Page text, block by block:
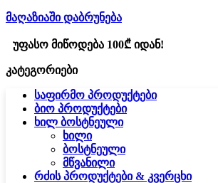
მაღაზიაში დაბრუნება
უფასო მიწოდება 100₾ იდან!
კატეგორიები
საფირმო პროდუქტები
ბიო პროდუქტები
ხილ ბოსტნეული
ხილი
ბოსტნეული
მწვანილი
რძის პროდუქტები & კვერცხი